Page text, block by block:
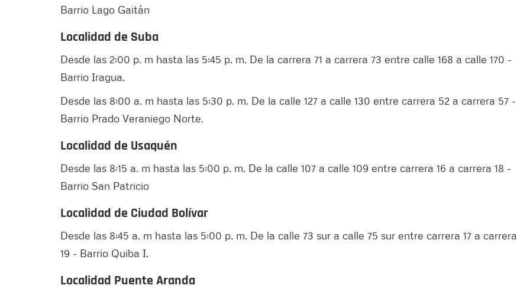
Barrio Lago Gaitán
Localidad de Suba
Desde las 2:00 p. m hasta las 5:45 p. m. De la carrera 71 a carrera 73 entre calle 168 a calle 170 -
Barrio Iragua.
Desde las 8:00 a. m hasta las 5:30 p. m. De la calle 127 a calle 130 entre carrera 52 a carrera 57 -
Barrio Prado Veraniego Norte.
Localidad de Usaquén
Desde las 8:15 a. m hasta las 5:00 p. m. De la calle 107 a calle 109 entre carrera 16 a carrera 18 -
Barrio San Patricio
Localidad de Ciudad Bolívar
Desde las 8:45 a. m hasta las 5:00 p. m. De la calle 73 sur a calle 75 sur entre carrera 17 a carrera
19 - Barrio Quiba I.
Localidad Puente Aranda